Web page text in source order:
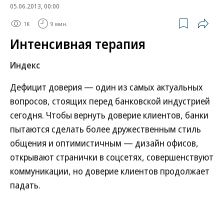
05.06.2013, 00:00
1K 9 мин.
Интенсивная терапия
Индекс
Дефицит доверия — один из самых актуальных
вопросов, стоящих перед банковской индустрией
сегодня. Чтобы вернуть доверие клиентов, банки
пытаются сделать более дружественным стиль
общения и оптимистичным — дизайн офисов,
открывают странички в соцсетях, совершенствуют
коммуникации, но доверие клиентов продолжает
падать.